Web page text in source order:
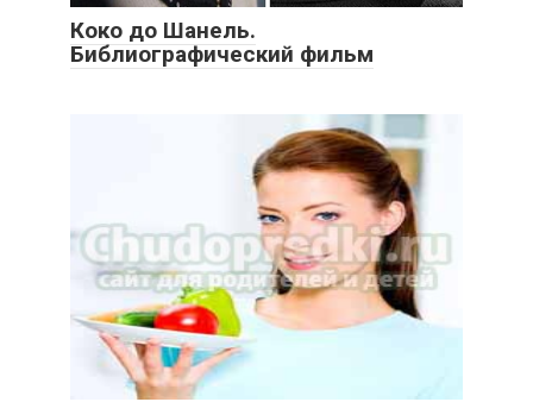
Коко до Шанель.
Библиографический фильм